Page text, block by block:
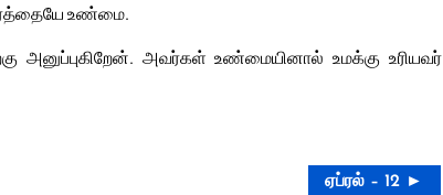
உண்மை.
அனுப்புகிறேன். அவர்கள் உண்மையினால் உமக்கு உரியவர்
ஏப்ரல் – 12 ►